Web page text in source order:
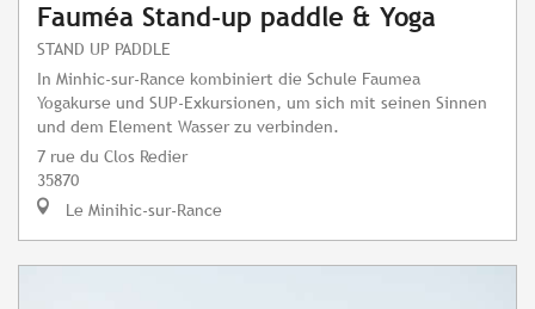
Fauméa Stand-up paddle & Yoga
STAND UP PADDLE
In Minhic-sur-Rance kombiniert die Schule Faumea
Yogakurse und SUP-Exkursionen, um sich mit seinen Sinnen
und dem Element Wasser zu verbinden.
7 rue du Clos Redier
35870
Le Minihic-sur-Rance